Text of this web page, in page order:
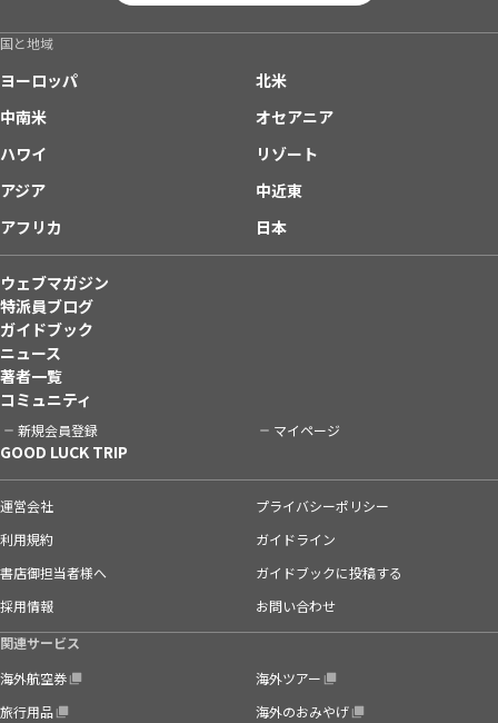
国と地域
ヨーロッパ
北米
中南米
オセアニア
ハワイ
リゾート
アジア
中近東
アフリカ
日本
ウェブマガジン
特派員ブログ
ガイドブック
ニュース
著者一覧
コミュニティ
新規会員登録 マイページ
GOOD LUCK TRIP
運営会社
プライバシーポリシー
利用規約
ガイドライン
書店御担当者様へ
ガイドブックに投稿する
採用情報
お問い合わせ
関連サービス
海外航空券
海外ツアー
旅行用品
海外のおみやげ